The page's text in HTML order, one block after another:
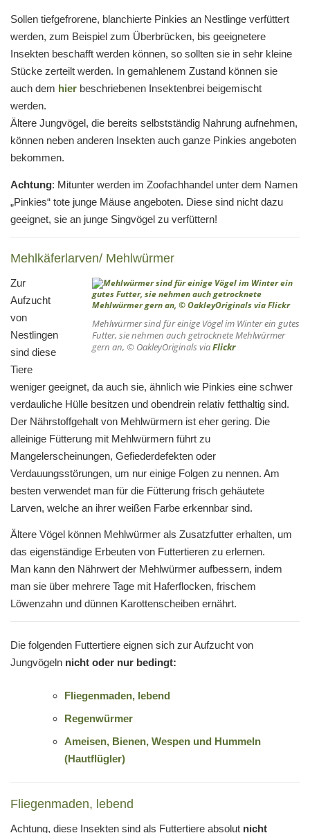
Sollen tiefgefrorene, blanchierte Pinkies an Nestlinge verfüttert
werden, zum Beispiel zum Überbrücken, bis geeignetere
Insekten beschafft werden können, so sollten sie in sehr kleine
Stücke zerteilt werden. In gemahlenem Zustand können sie
auch dem hier beschriebenen Insektenbrei beigemischt
werden.
Ältere Jungvögel, die bereits selbstständig Nahrung aufnehmen,
können neben anderen Insekten auch ganze Pinkies angeboten
bekommen.
Achtung: Mitunter werden im Zoofachhandel unter dem Namen
„Pinkies“ tote junge Mäuse angeboten. Diese sind nicht dazu
geeignet, sie an junge Singvögel zu verfüttern!
Mehlkäferlarven/ Mehlwürmer
Mehlwürmer sind für einige Vögel im Winter ein gutes
Futter, sie nehmen auch getrocknete Mehlwürmer
gern an, © OakleyOriginals viaFlickr
Zur
Aufzucht
von
Nestlingen
sind diese
Tiere
weniger geeignet, da auch sie, ähnlich wie Pinkies eine schwer
verdauliche Hülle besitzen und obendrein relativ fetthaltig sind.
Der Nährstoffgehalt von Mehlwürmern ist eher gering. Die
alleinige Fütterung mit Mehlwürmern führt zu
Mangelerscheinungen, Gefiederdefekten oder
Verdauungsstörungen, um nur einige Folgen zu nennen. Am
besten verwendet man für die Fütterung frisch gehäutete
Larven, welche an ihrer weißen Farbe erkennbar sind.
Ältere Vögel können Mehlwürmer als Zusatzfutter erhalten, um
das eigenständige Erbeuten von Futtertieren zu erlernen.
Man kann den Nährwert der Mehlwürmer aufbessern, indem
man sie über mehrere Tage mit Haferflocken, frischem
Löwenzahn und dünnen Karottenscheiben ernährt.
Die folgenden Futtertiere eignen sich zur Aufzucht von
Jungvögeln nicht oder nur bedingt:
Fliegenmaden, lebend
Regenwürmer
Ameisen, Bienen, Wespen und Hummeln
(Hautflügler)
Fliegenmaden, lebend
Achtung, diese Insekten sind als Futtertiere absolut nicht